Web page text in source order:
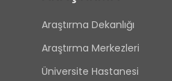
Araştırma Dekanlığı
Araştırma Merkezleri
Üniversite Hastanesi